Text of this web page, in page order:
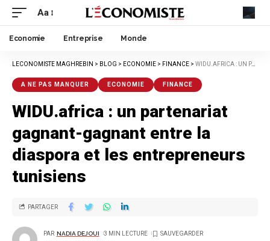
Aa
Economie Entreprise Monde
LECONOMISTE MAGHREBIN > BLOG > ECONOMIE > FINANCE > WIDU.AFRICA : UN PARTENARIAT GAGNANT-GAGNANT ENTRE LA DIASPORA ET LES ENTREPRENEURS TUNISIENS
A NE PAS MANQUER ECONOMIE FINANCE
WIDU.africa : un partenariat
gagnant-gagnant entre la
diaspora et les entrepreneurs
tunisiens
PAR NADIA DEJOUI 3 MIN LECTURE
PARTAGER